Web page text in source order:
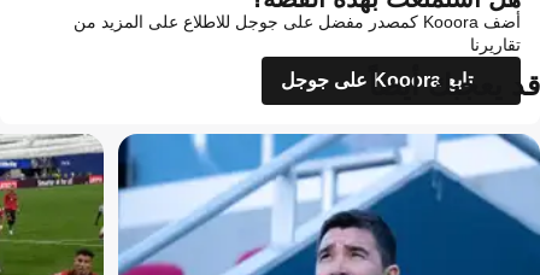
أضف Kooora كمصدر مفضل على جوجل للاطلاع على المزيد من
تقاريرنا
تابع Kooora على جوجل
قد يعجبك أيضاً